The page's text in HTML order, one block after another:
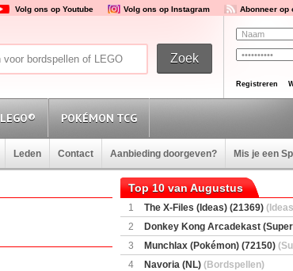
Volg ons op Youtube Volg ons op Instagram Abonneer op
Registreren
LEGO® POKÉMON TCG
Leden Contact Aanbieding doorgeven? Mis je een
Top 10 van Augustus
1 The X-Files (Ideas) (21369)
2
Donkey Kong Arcadekast
(SuperMario)
3 Munchlax (Pokémon) (72150)
4
Navoria (NL) (Bordspellen)